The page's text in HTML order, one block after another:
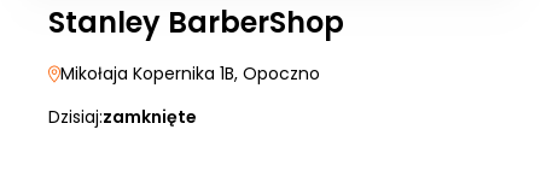
Stanley BarberShop
Mikołaja Kopernika 1B, Opoczno
Dzisiaj:zamknięte